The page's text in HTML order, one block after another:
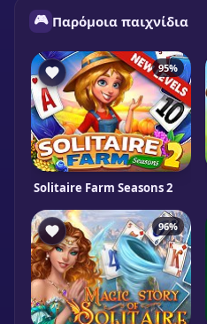
🎮 Παρόμοια παιχνίδια
95%
Solitaire Farm Seasons 2
96%